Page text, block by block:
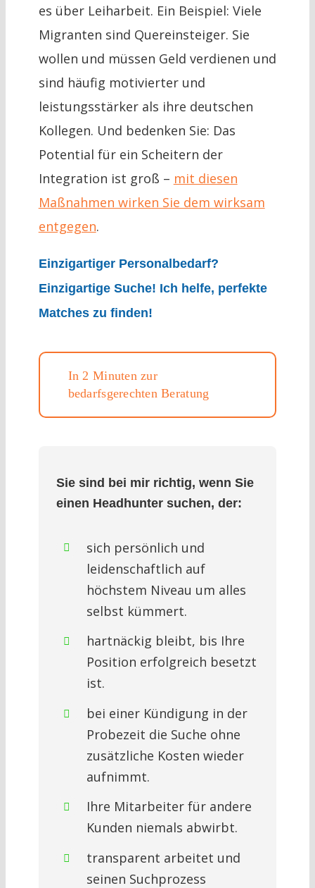
es über Leiharbeit. Ein Beispiel: Viele
Migranten sind Quereinsteiger. Sie
wollen und müssen Geld verdienen und
sind häufig motivierter und
leistungsstärker als ihre deutschen
Kollegen. Und bedenken Sie: Das
Potential für ein Scheitern der
Integration ist groß – mit diesen
Maßnahmen wirken Sie dem wirksam
entgegen.
Einzigartiger Personalbedarf?
Einzigartige Suche! Ich helfe, perfekte
Matches zu finden!
In 2 Minuten zur
bedarfsgerechten Beratung
Sie sind bei mir richtig, wenn Sie
einen Headhunter suchen, der:
sich persönlich und
leidenschaftlich auf
höchstem Niveau um alles
selbst kümmert.
hartnäckig bleibt, bis Ihre
Position erfolgreich besetzt
ist.
bei einer Kündigung in der
Probezeit die Suche ohne
zusätzliche Kosten wieder
aufnimmt.
Ihre Mitarbeiter für andere
Kunden niemals abwirbt.
transparent arbeitet und
seinen Suchprozess